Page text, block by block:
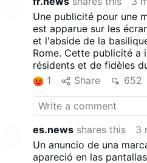
segítenek fedezni a
előtt.
Une publicité pour une
est apparue sur les
et l'abside de la
Rome. Cette publicité a
résidents et de fidèles
une lettre de
Makrickas, critiquant ce
"commercialisation" de
écrans ont été installés
restauration qui ont
2024. À l'époque, les
avaient déclaré que les
1 Share 652
es.news shares this
3
Un anuncio de una
apareció en las